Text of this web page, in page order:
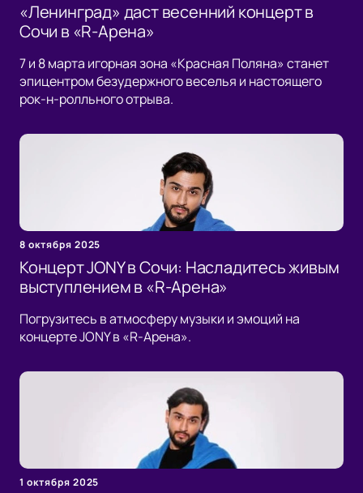
«Ленинград» даст весенний концерт в
Сочи в «R-Арена»
7 и 8 марта игорная зона «Красная Поляна» станет
эпицентром безудержного веселья и настоящего
рок-н-ролльного отрыва.
8 октября 2025
Концерт JONY в Сочи: Насладитесь живым
выступлением в «R-Арена»
Погрузитесь в атмосферу музыки и эмоций на
концерте JONY в «R-Арена».
1 октября 2025